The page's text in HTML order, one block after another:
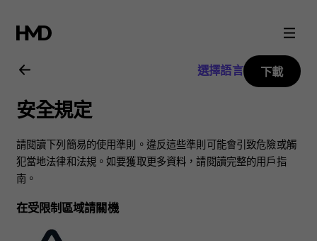
Nokia
2720
用
戶
指
南
選擇語言 下載
安全規定
請閱讀下列簡易的使用準則。違反這些準則可能會引致危險或觸
犯當地法律和法規。如要獲取更多資料，請閱讀完整的用戶指
南。
在受限制區域請關機